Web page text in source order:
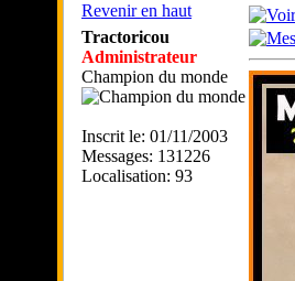
Revenir en haut
Tractoricou
Administrateur
Champion du monde
Inscrit le: 01/11/2003
Messages: 131226
Localisation: 93